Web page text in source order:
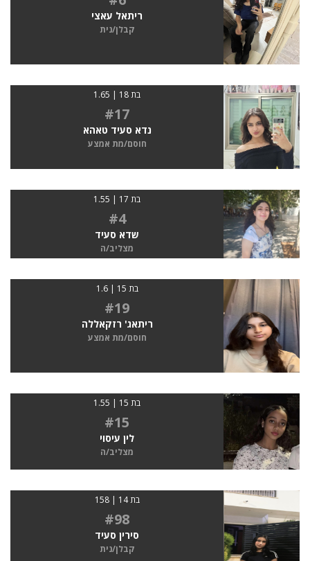
ריתאל עאצי
קבלן/נית
בת 18 | 1.65
#17
נדא סעיד טאהא
חוסם/מת אמצע
בת 17 | 1.55
#4
שדא סעיד
מצליב/ה
בת 15 | 1.6
#19
ריתאג' רזקאללה
חוסם/מת אמצע
בת 15 | 1.55
#15
לין עיסוי
מצליב/ה
בת 14 | 158
#98
סירין סעיד
קבלן/נית